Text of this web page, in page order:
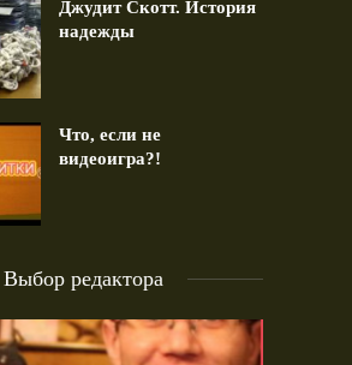
Джудит Скотт. История
надежды
Что, если не
видеоигра?!
Выбор редактора